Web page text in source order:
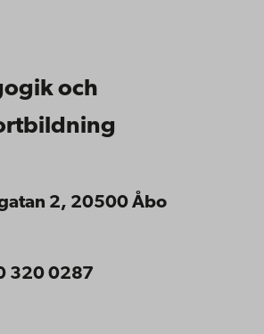
och
2, 20500 Åbo
320 0287